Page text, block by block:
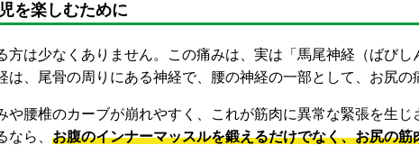
を楽しむために
方は少なくありません。この痛みは、実は「馬尾神経（ばび
は、尾骨の周りにある神経で、腰の神経の一部として、お尻の
や腰椎のカーブが崩れやすく、これが筋肉に異常な緊張を生
なら、 お腹のインナーマッスルを鍛えるだけでなく、お尻の筋